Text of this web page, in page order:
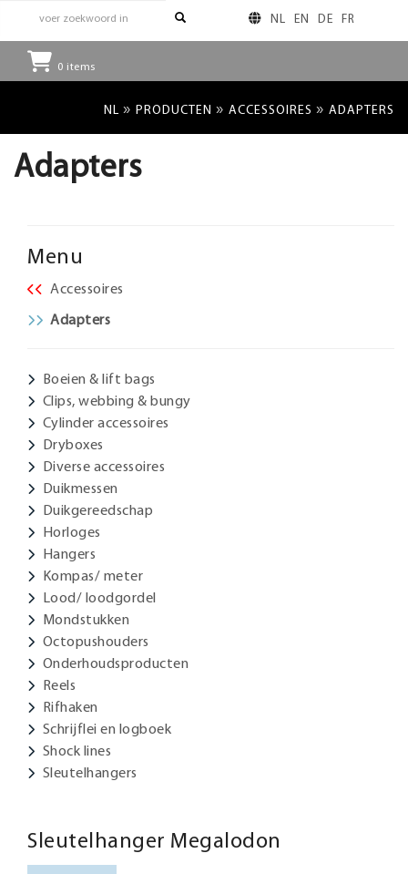
NL EN DE FR
0 items
NL » PRODUCTEN » ACCESSOIRES » ADAPTERS
Adapters
Menu
Accessoires
Adapters
Boeien & lift bags
Clips, webbing & bungy
Cylinder accessoires
Dryboxes
Diverse accessoires
Duikmessen
Duikgereedschap
Horloges
Hangers
Kompas/ meter
Lood/ loodgordel
Mondstukken
Octopushouders
Onderhoudsproducten
Reels
Rifhaken
Schrijflei en logboek
Shock lines
Sleutelhangers
Sleutelhanger Megalodon